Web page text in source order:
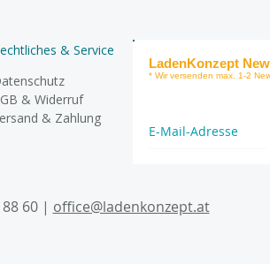
& Service
& Widerruf
& Zahlung
LadenKonzept
* Wir versenden max. 1-2
60 | office@ladenkonzept.at